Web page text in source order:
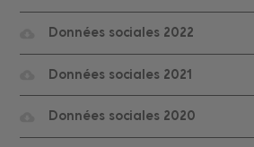
Données sociales 2022
Données sociales 2021
Données sociales 2020